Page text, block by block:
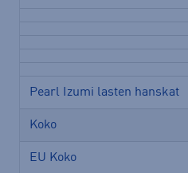
Pearl Izumi lasten hanskat
Koko
EU Koko